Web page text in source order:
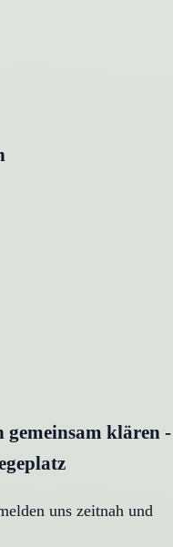
gemeinsam klären -
uns zeitnah und